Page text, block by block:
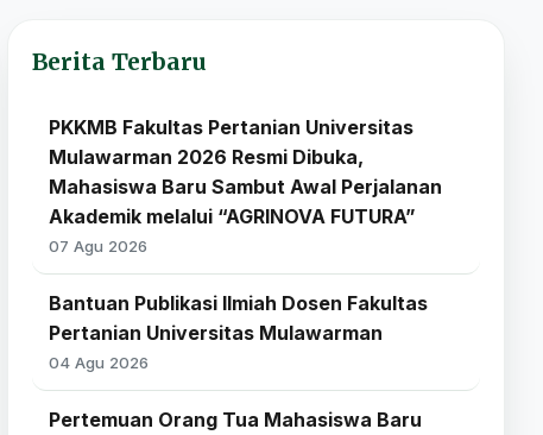
Berita Terbaru
PKKMB Fakultas Pertanian Universitas
Mulawarman 2026 Resmi Dibuka,
Mahasiswa Baru Sambut Awal Perjalanan
Akademik melalui “AGRINOVA FUTURA”
07 Agu 2026
Bantuan Publikasi Ilmiah Dosen Fakultas
Pertanian Universitas Mulawarman
04 Agu 2026
Pertemuan Orang Tua Mahasiswa Baru